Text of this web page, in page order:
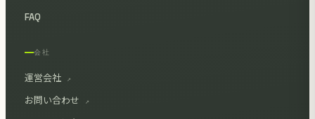
FAQ
会社
運営会社 ↗
お問い合わせ ↗